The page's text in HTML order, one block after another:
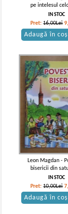
pe intelesul
IN STOC
Pret:16,00Lei
Adaugă în coș
Leon Magdan -
bisericii din
IN STOC
Pret:10,00Lei
Adaugă în coș